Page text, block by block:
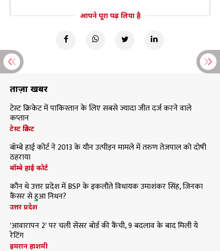
आपने पूरा पढ़ लिया है
ताज़ा खबरें
टेस्ट क्रिकेट में पाकिस्तान के लिए सबसे ज्यादा जीत दर्ज करने वाले
कप्तान
टेस्ट क्रिकेट
बॉम्बे हाई कोर्ट ने 2013 के यौन उत्पीड़न मामले में तरुण तेजपाल को दोषी
ठहराया
बॉम्बे हाई कोर्ट
कौन थे उत्तर प्रदेश में BSP के इकलौते विधायक उमाशंकर सिंह, जिनका
कैंसर से हुआ निधन?
उत्तर प्रदेश
'आवारापन 2' पर चली सेंसर बोर्ड की कैंची, 9 बदलाव के बाद मिली ये
रेटिंग
इमरान हाशमी